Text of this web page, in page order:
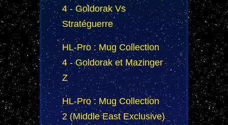
4 - Goldorak Vs
Stratéguerre
HL-Pro : Mug Collection
4 - Goldorak et Mazinger
Z
HL-Pro : Mug Collection
2 (Middle East Exclusive)